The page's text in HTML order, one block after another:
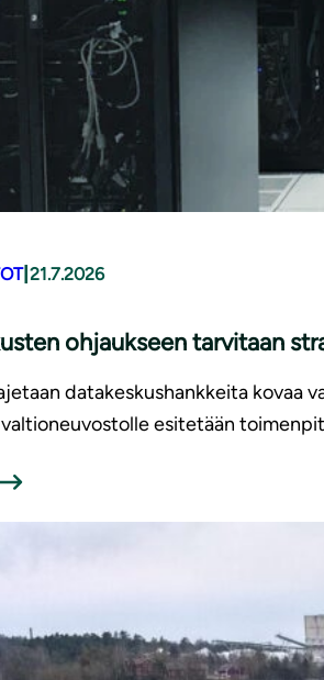
| 21.7.2026
ohjaukseen tarvitaan
datakeskushankkeita kovaa
esitetään